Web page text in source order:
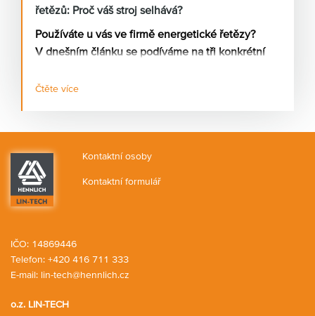
řetězů: Proč váš stroj selhává?
Používáte u vás ve firmě energetické řetězy?
V dnešním článku se podíváme na tři konkrétní
tak, jak má.
Čtěte více
Kontaktní osoby
Kontaktní formulář
o.z. LIN-TECH
IČO: 14869446
Telefon: +420 416 711 333
E-mail: lin-tech@hennlich.cz